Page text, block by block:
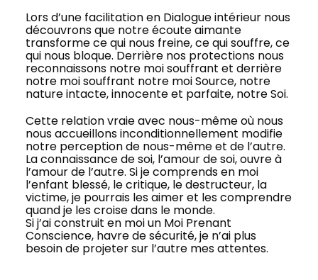
Lors d’une facilitation en Dialogue intérieur nous
découvrons que notre écoute aimante
transforme ce qui nous freine, ce qui souffre, ce
qui nous bloque. Derrière nos protections nous
reconnaissons notre moi souffrant et derrière
notre moi souffrant notre moi Source, notre
nature intacte, innocente et parfaite, notre Soi.
Cette relation vraie avec nous-même où nous
nous accueillons inconditionnellement modifie
notre perception de nous-même et de l’autre.
La connaissance de soi, l’amour de soi, ouvre à
l’amour de l’autre. Si je comprends en moi
l’enfant blessé, le critique, le destructeur, la
victime, je pourrais les aimer et les comprendre
quand je les croise dans le monde.
Si j’ai construit en moi un Moi Prenant
Conscience, havre de sécurité, je n’ai plus
besoin de projeter sur l’autre mes attentes.